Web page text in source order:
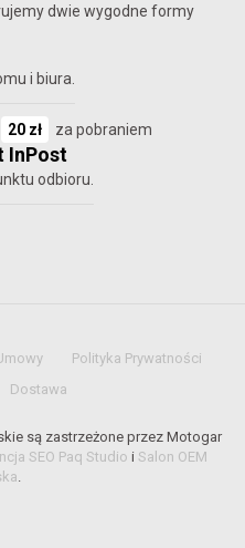
dwie wygodne formy
i biura.
20 zł za pobraniem
InPost
odbioru.
Polityka Prywatności
Dostawa
są zastrzeżone przez Motogar
SEO Paq Studio i Salon OEM